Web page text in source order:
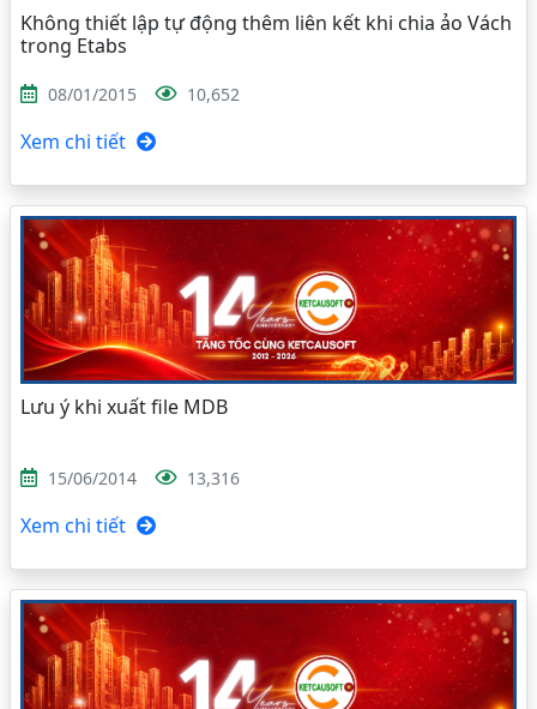
Không thiết lập tự động thêm liên kết khi chia ảo Vách
trong Etabs
08/01/2015 10,652
Xem chi tiết
Lưu ý khi xuất file MDB
15/06/2014 13,316
Xem chi tiết